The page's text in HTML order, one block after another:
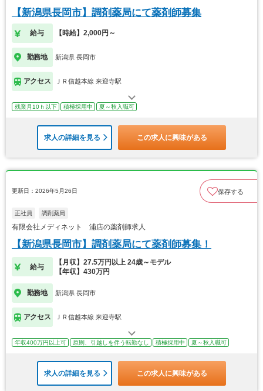
【新潟県長岡市】調剤薬局にて薬剤師募集
給与 【時給】2,000円～
勤務地 新潟県 長岡市
アクセス ＪＲ信越本線 来迎寺駅
残業月10ｈ以下 積極採用中 夏～秋入職可
求人の詳細を見る この求人に興味がある
更新日：2026年5月26日 保存する
正社員 調剤薬局
有限会社メディネット 浦店の薬剤師求人
【新潟県長岡市】調剤薬局にて薬剤師募集！
給与
【月収】27.5万円以上 24歳～モデル
【年収】430万円
勤務地 新潟県 長岡市
アクセス ＪＲ信越本線 来迎寺駅
年収400万円以上可 原則、引越しを伴う転勤なし 積極採用中 夏～秋入職可
求人の詳細を見る この求人に興味がある